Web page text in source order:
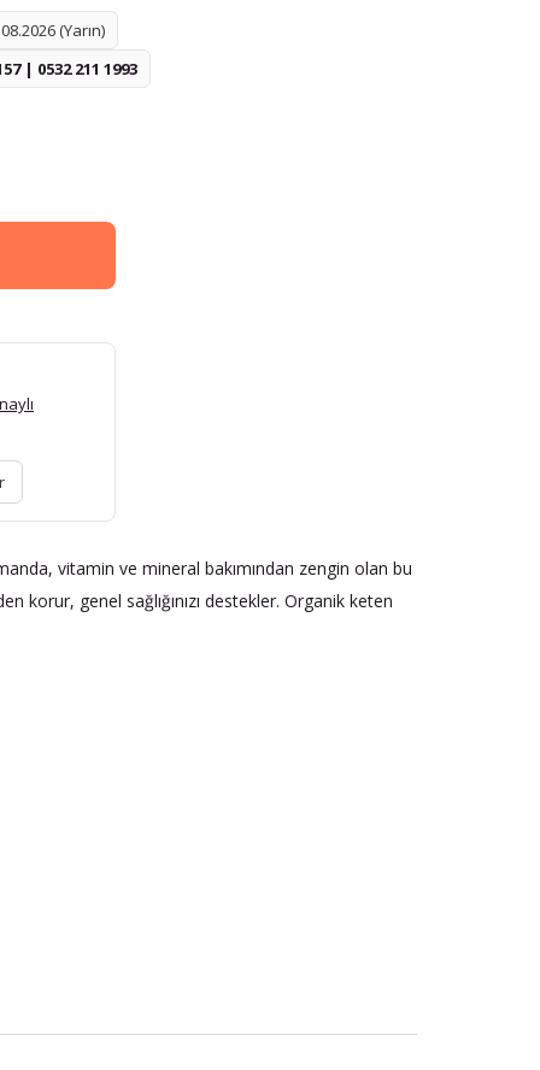
(Yarın)
| 0532 211 1993
vitamin ve mineral bakımından zengin olan bu
korur, genel sağlığınızı destekler. Organik keten